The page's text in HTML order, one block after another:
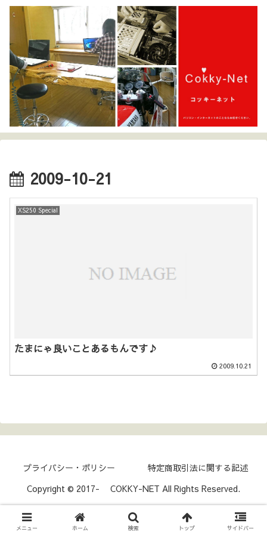
2009-10-21
XS250 Special
たまにゃ良いことあるもんです♪
2009.10.21
プライバシー・ポリシー
特定商取引法に関する記述
Copyright © 2017- COKKY-NET All Rights Reserved.
メニュー ホーム 検索 トップ サイドバー